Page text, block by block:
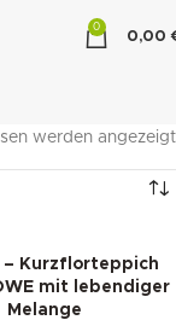
0
0,00
werden angezeigt
– Kurzflorteppich
mit lebendiger
Melange